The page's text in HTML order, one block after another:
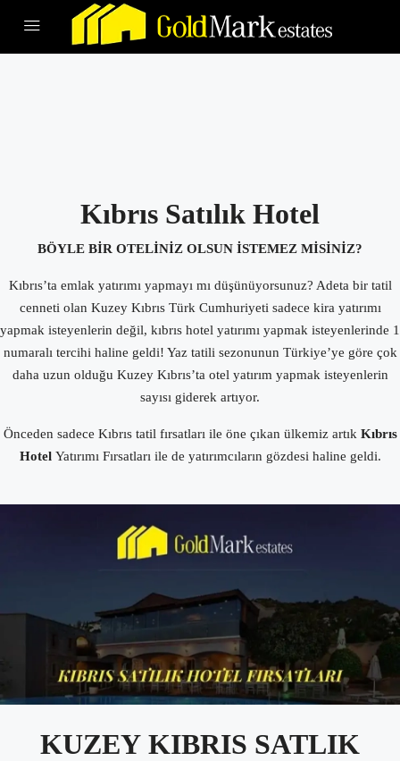
Kıbrıs Satılık Hotel
BÖYLE BİR OTELİNİZ OLSUN İSTEMEZ MİSİNİZ?
Kıbrıs’ta emlak yatırımı yapmayı mı düşünüyorsunuz? Adeta bir tatil
cenneti olan Kuzey Kıbrıs Türk Cumhuriyeti sadece kira yatırımı
yapmak isteyenlerin değil, kıbrıs hotel yatırımı yapmak isteyenlerinde 1
numaralı tercihi haline geldi! Yaz tatili sezonunun Türkiye’ye göre çok
daha uzun olduğu Kuzey Kıbrıs’ta otel yatırım yapmak isteyenlerin
sayısı giderek artıyor.
Önceden sadece Kıbrıs tatil fırsatları ile öne çıkan ülkemiz artık Kıbrıs
HotelYatırımı Fırsatları ile de yatırımcıların gözdesi haline geldi.
KUZEY KIBRIS SATLIK